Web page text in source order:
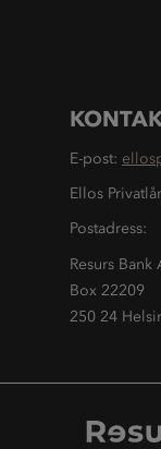
E-post:
Ellos
Postadress:
Resurs Bank
Box 22209
250 24